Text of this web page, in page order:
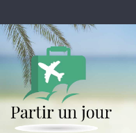
to
content